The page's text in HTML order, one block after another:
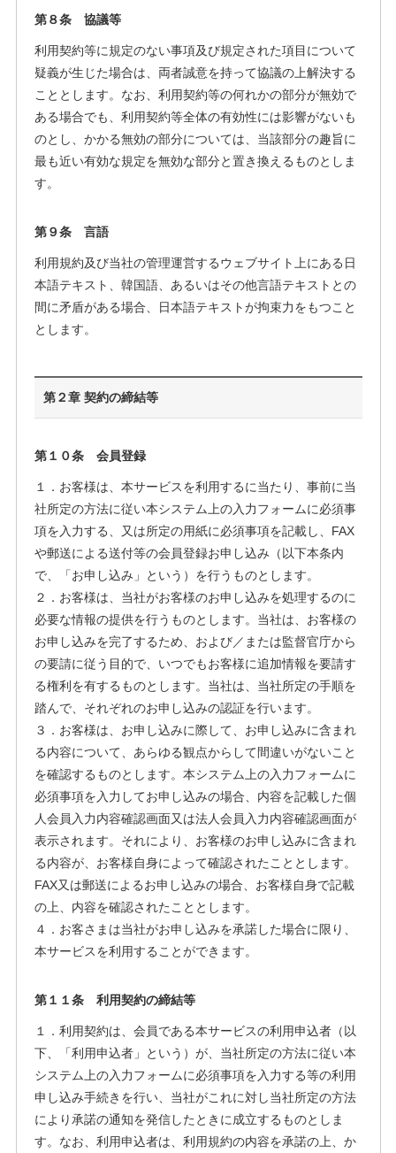
第８条 協議等
利用契約等に規定のない事項及び規定された項目について
疑義が生じた場合は、両者誠意を持って協議の上解決する
こととします。なお、利用契約等の何れかの部分が無効で
ある場合でも、利用契約等全体の有効性には影響がないも
のとし、かかる無効の部分については、当該部分の趣旨に
最も近い有効な規定を無効な部分と置き換えるものとしま
す。
第９条 言語
利用規約及び当社の管理運営するウェブサイト上にある日
本語テキスト、韓国語、あるいはその他言語テキストとの
間に矛盾がある場合、日本語テキストが拘束力をもつこと
とします。
第２章 契約の締結等
第１０条 会員登録
１．お客様は、本サービスを利用するに当たり、事前に当
社所定の方法に従い本システム上の入力フォームに必須事
項を入力する、又は所定の用紙に必須事項を記載し、FAX
や郵送による送付等の会員登録お申し込み（以下本条内
で、「お申し込み」という）を行うものとします。
２．お客様は、当社がお客様のお申し込みを処理するのに
必要な情報の提供を行うものとします。当社は、お客様の
お申し込みを完了するため、および／または監督官庁から
の要請に従う目的で、いつでもお客様に追加情報を要請す
る権利を有するものとします。当社は、当社所定の手順を
踏んで、それぞれのお申し込みの認証を行います。
３．お客様は、お申し込みに際して、お申し込みに含まれ
る内容について、あらゆる観点からして間違いがないこと
を確認するものとします。本システム上の入力フォームに
必須事項を入力してお申し込みの場合、内容を記載した個
人会員入力内容確認画面又は法人会員入力内容確認画面が
表示されます。それにより、お客様のお申し込みに含まれ
る内容が、お客様自身によって確認されたこととします。
FAX又は郵送によるお申し込みの場合、お客様自身で記載
の上、内容を確認されたこととします。
４．お客さまは当社がお申し込みを承諾した場合に限り、
本サービスを利用することができます。
第１１条 利用契約の締結等
１．利用契約は、会員である本サービスの利用申込者（以
下、「利用申込者」という）が、当社所定の方法に従い本
システム上の入力フォームに必須事項を入力する等の利用
申し込み手続きを行い、当社がこれに対し当社所定の方法
により承諾の通知を発信したときに成立するものとしま
す。なお、利用申込者は、利用規約の内容を承諾の上、か